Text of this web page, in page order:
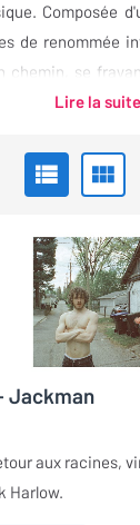
Composée
de renommée
chemin, se
Lire la suite
Jackman
aux racines,
Harlow.